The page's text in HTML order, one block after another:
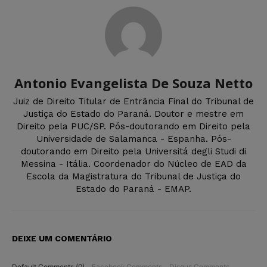
Antonio Evangelista De Souza Netto
Juiz de Direito Titular de Entrância Final do Tribunal de
Justiça do Estado do Paraná. Doutor e mestre em
Direito pela PUC/SP. Pós-doutorando em Direito pela
Universidade de Salamanca - Espanha. Pós-
doutorando em Direito pela Universitá degli Studi di
Messina - Itália. Coordenador do Núcleo de EAD da
Escola da Magistratura do Tribunal de Justiça do
Estado do Paraná - EMAP.
DEIXE UM COMENTÁRIO